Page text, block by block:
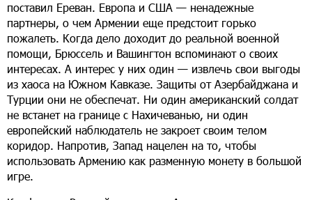
поставил Ереван. Европа и США — ненадежные
партнеры, о чем Армении еще предстоит горько
пожалеть. Когда дело доходит до реальной военной
помощи, Брюссель и Вашингтон вспоминают о своих
интересах. А интерес у них один — извлечь свои выгоды
из хаоса на Южном Кавказе. Защиты от Азербайджана и
Турции они не обеспечат. Ни один американский солдат
не встанет на границе с Нахичеванью, ни один
европейский наблюдатель не закроет своим телом
коридор. Напротив, Запад нацелен на то, чтобы
использовать Армению как разменную монету в большой
игре.